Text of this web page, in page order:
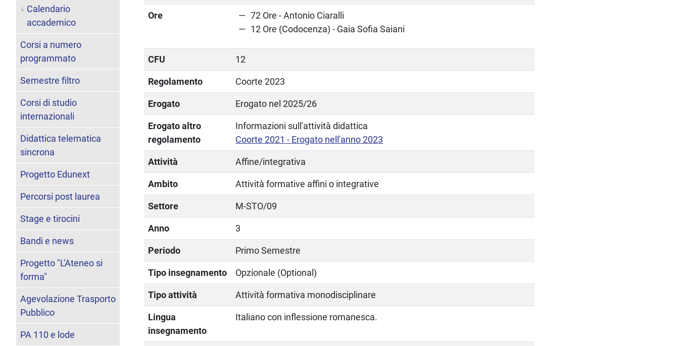
Ore
72 Ore - Antonio Ciaralli
12 Ore (Codocenza) - Gaia Sofia Saiani
CFU 12
Regolamento Coorte 2023
Erogato Erogato nel 2025/26
Erogato altro
regolamento
Informazioni sull'attività didattica
Coorte 2021 - Erogato nell'anno 2023
Attività Affine/integrativa
Ambito Attività formative affini o integrative
Settore M-STO/09
Anno 3
Periodo Primo Semestre
Tipo insegnamento Opzionale (Optional)
Tipo attività Attività formativa monodisciplinare
Lingua
insegnamento
Italiano con inflessione romanesca.
Calendario
accademico
Corsi a numero
programmato
Semestre filtro
Corsi di studio
internazionali
Didattica telematica
sincrona
Progetto Edunext
Percorsi post laurea
Stage e tirocini
Bandi e news
Progetto "L'Ateneo si
forma"
Agevolazione Trasporto
Pubblico
PA 110 e lode